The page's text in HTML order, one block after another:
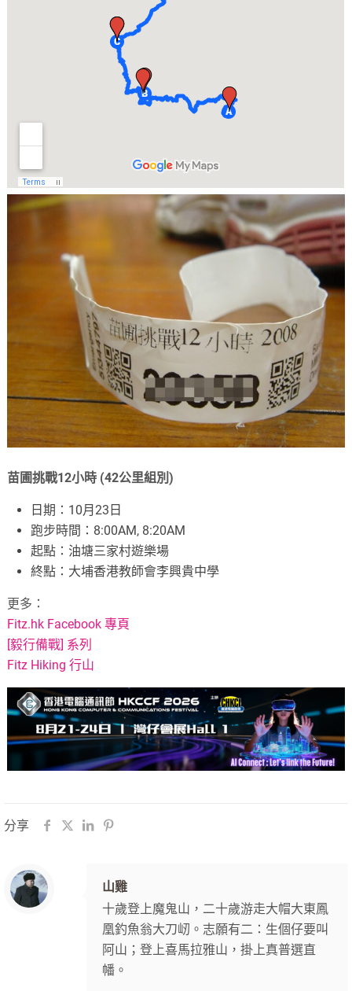
苗圃挑戰12小時 (42公里組別)
日期：10月23日
跑步時間：8:00AM, 8:20AM
起點：油塘三家村遊樂場
終點：大埔香港教師會李興貴中學
更多：
Fitz.hk Facebook 專頁
[毅行備戰] 系列
Fitz Hiking 行山
分享
山雞
十歲登上魔鬼山，二十歲游走大帽大東鳳
凰釣魚翁大刀屻。志願有二：生個仔要叫
阿山；登上喜馬拉雅山，掛上真普選直
幡。